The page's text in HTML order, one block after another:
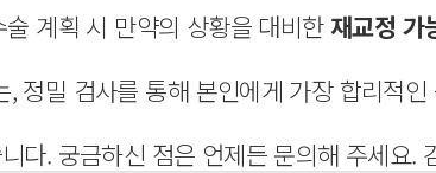
계획 시 만약의 상황을 대비한 재교정 가
정밀 검사를 통해 본인에게 가장 합리적
다. 궁금하신 점은 언제든 문의해 주세요.